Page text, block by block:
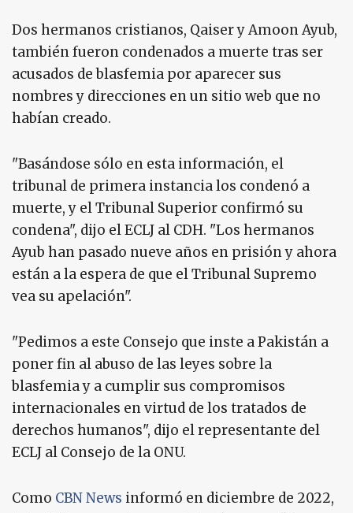
Dos hermanos cristianos, Qaiser y Amoon Ayub,
también fueron condenados a muerte tras ser
acusados de blasfemia por aparecer sus
nombres y direcciones en un sitio web que no
habían creado.
"Basándose sólo en esta información, el
tribunal de primera instancia los condenó a
muerte, y el Tribunal Superior confirmó su
condena", dijo el ECLJ al CDH. "Los hermanos
Ayub han pasado nueve años en prisión y ahora
están a la espera de que el Tribunal Supremo
vea su apelación".
"Pedimos a este Consejo que inste a Pakistán a
poner fin al abuso de las leyes sobre la
blasfemia y a cumplir sus compromisos
internacionales en virtud de los tratados de
derechos humanos", dijo el representante del
ECLJ al Consejo de la ONU.
Como CBN News informó en diciembre de 2022,